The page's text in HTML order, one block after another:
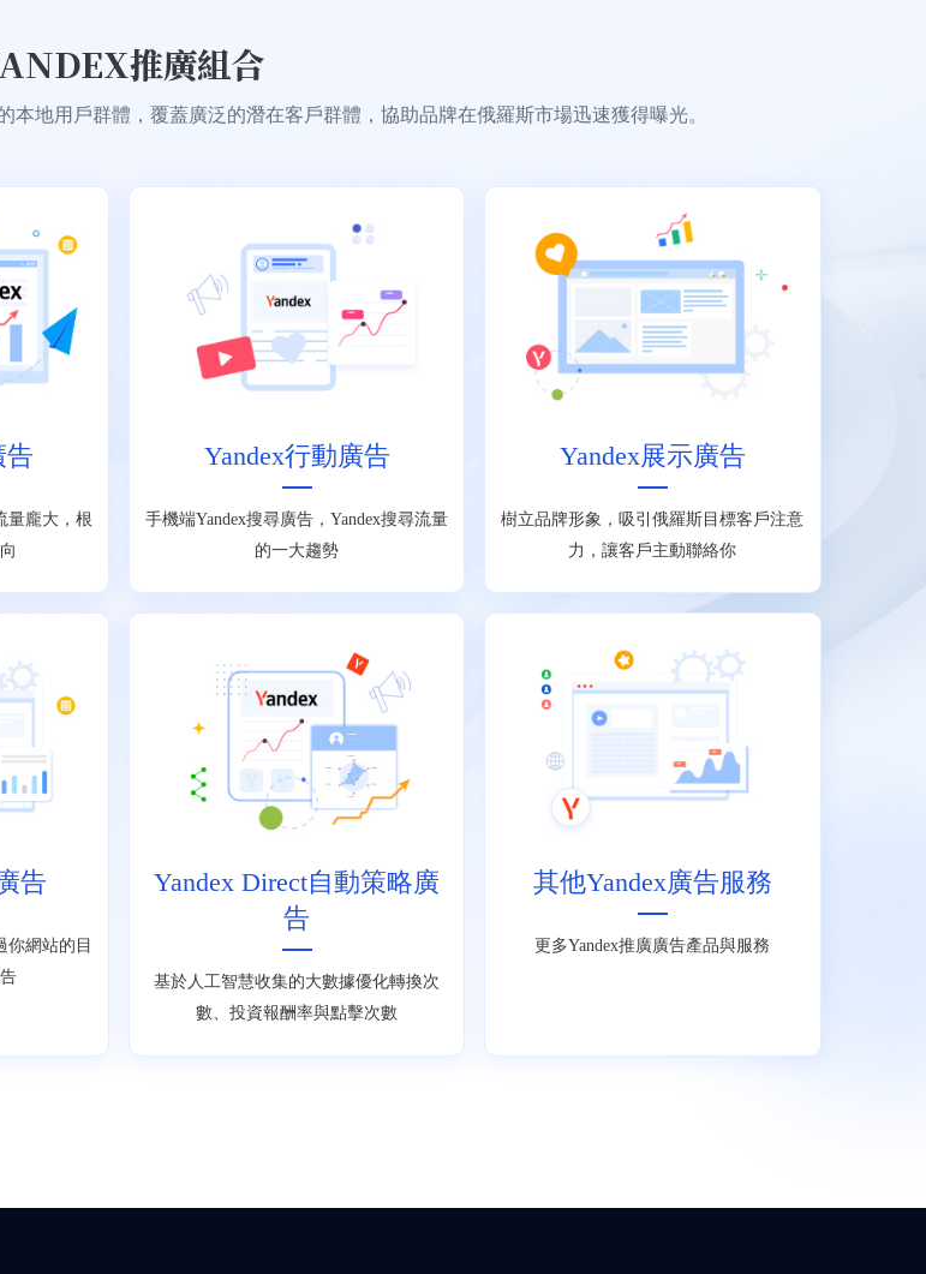
推廣組合
本地用戶群體，覆蓋廣泛的潛在客戶群體，協助品牌在俄羅斯市場迅速獲得曝光。
告
量龐大，根
Yandex行動廣告
手機端Yandex搜尋廣告，Yandex搜尋流量
的一大趨勢
Yandex展示廣告
樹立品牌形象，吸引俄羅斯目標客戶注意
力，讓客戶主動聯絡你
告
你網站的目
Yandex Direct自動策略廣
告
基於人工智慧收集的大數據優化轉換次
數、投資報酬率與點擊次數
其他Yandex廣告服務
更多Yandex推廣廣告產品與服務